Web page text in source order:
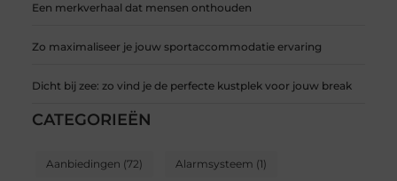
Een merkverhaal dat mensen onthouden
Zo maximaliseer je jouw sportaccommodatie ervaring
Dicht bij zee: zo vind je de perfecte kustplek voor jouw break
CATEGORIEËN
Aanbiedingen (72) Alarmsysteem (1)